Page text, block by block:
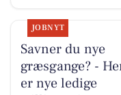
JOBNYT
Savner du nye
græsgange? -
er nye ledige